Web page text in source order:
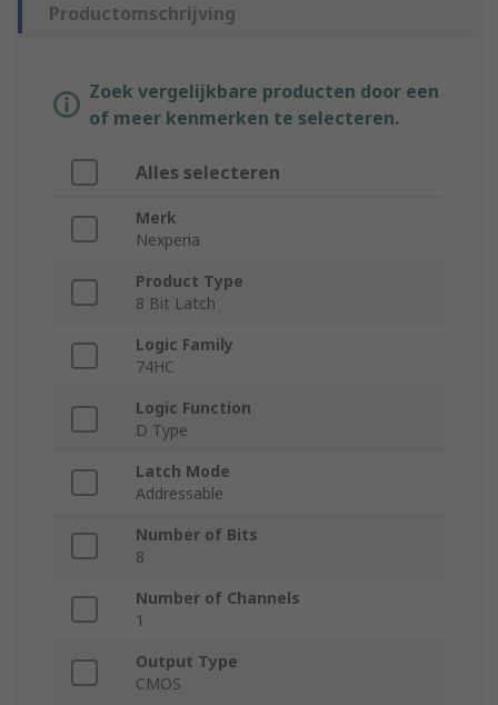
Productomschrijving
Zoek vergelijkbare producten door een
of meer kenmerken te selecteren.
Alles selecteren
Merk
Nexperia
Product Type
8 Bit Latch
Logic Family
74HC
Logic Function
D Type
Latch Mode
Addressable
Number of Bits
8
Number of Channels
1
Output Type
CMOS